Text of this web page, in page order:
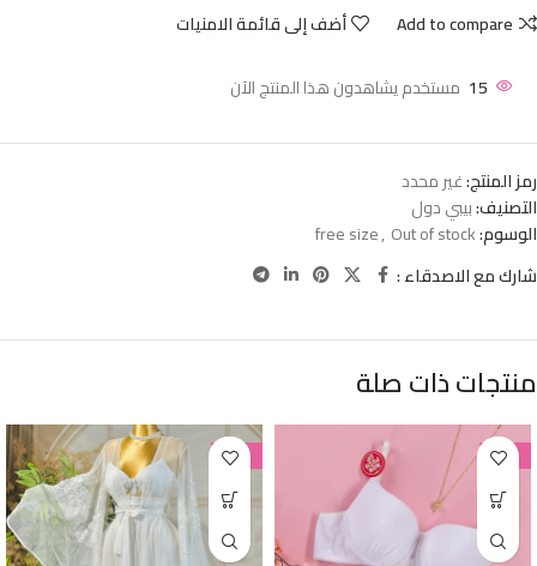
Add to compare
أضف إلى قائمة الامنيات
15 مستخدم يشاهدون هذا المنتج الآن
رمز المنتج:غير محدد
التصنيف:بيبي دول
الوسوم:
free size, Out of stock
شارك مع الاصدقاء :
منتجات ذات صلة
-38%
-38%